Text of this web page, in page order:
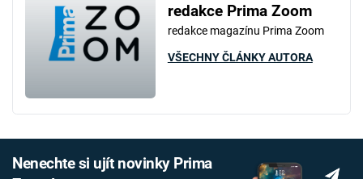
redakce Prima Zoom
redakce magazínu Prima Zoom
VŠECHNY ČLÁNKY AUTORA
Nenechte si ujít novinky Prima